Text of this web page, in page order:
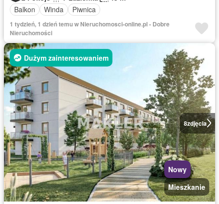
Balkon
Winda Piwnica
1 tydzień, 1 dzień temu w Nieruchomosci-online.pl - Dobre
Nieruchomości
8zdjęcia
Dużym zainteresowaniem
Nowy
Mieszkanie